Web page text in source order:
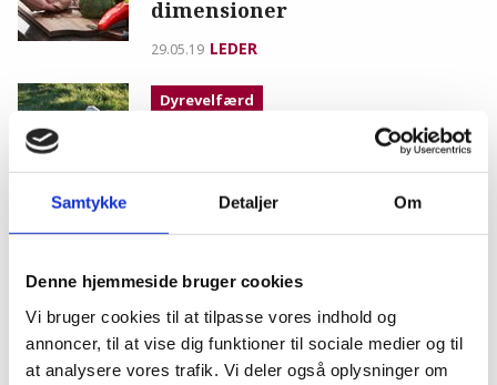
Samtykke Detaljer Om
Denne hjemmeside bruger cookies
Vi bruger cookies til at tilpasse vores indhold og
annoncer, til at vise dig funktioner til sociale medier og til
at analysere vores trafik. Vi deler også oplysninger om
dimensioner
29.05.19 LEDER
Dyrevelfærd
Ny lov om dyrevelfærd på vej
08.05.19 LEDER
Profession
Veterinærdirektør søges
17.04.19 LEDER
Dyretransport